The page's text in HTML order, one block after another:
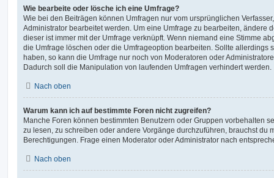
Wie bearbeite oder lösche ich eine Umfrage?
Wie bei den Beiträgen können Umfragen nur vom ursprünglichen
Administrator bearbeitet werden. Um eine Umfrage zu bearbeiten, ändere
dieser ist immer mit der Umfrage verknüpft. Wenn niemand eine Stimme
die Umfrage löschen oder die Umfrageoption bearbeiten. Sollte allerdings
haben, so kann die Umfrage nur noch von Moderatoren oder
Dadurch soll die Manipulation von laufenden Umfragen verhindert werden.
Nach oben
Warum kann ich auf bestimmte Foren nicht zugreifen?
Manche Foren können bestimmten Benutzern oder Gruppen vorbehalten
zu lesen, zu schreiben oder andere Vorgänge durchzuführen, brauchst du
Berechtigungen. Frage einen Moderator oder Administrator nach
Nach oben